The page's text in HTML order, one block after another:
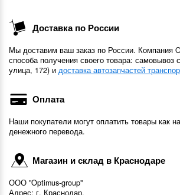
Доставка по России
Мы доставим ваш заказ по России. Компания
способа получения своего товара:
улица, 172) и доставка автозапчастей
Оплата
Наши покупатели могут оплатить товары как
денежного перевода.
Магазин и склад в Краснодаре
ООО "Optimus-group"
Адрес: г. Краснодар,